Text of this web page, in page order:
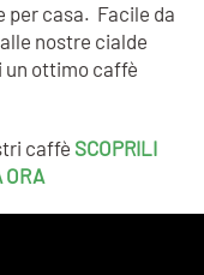
per casa. Facile da
nostre cialde
un ottimo caffè
caffè SCOPRILI
ORA